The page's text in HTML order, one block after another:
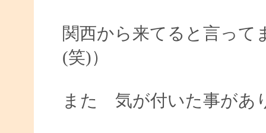
関西から来てると言って
(笑)）
また 気が付いた事があ